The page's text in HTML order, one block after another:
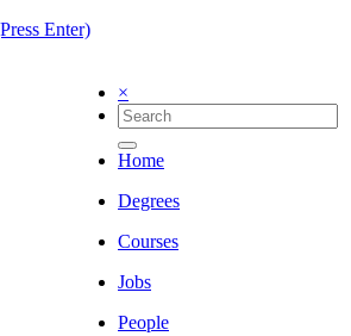
Enter)
×
Home
Degrees
Courses
Jobs
People